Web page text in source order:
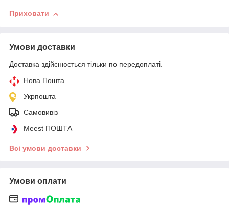
Приховати
Умови доставки
Доставка здійснюється тільки по передоплаті.
Нова Пошта
Укрпошта
Самовивіз
Meest ПОШТА
Всі умови доставки
Умови оплати